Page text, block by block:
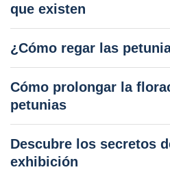
que existen
¿Cómo regar las
Cómo prolongar la
petunias
Descubre los secretos
exhibición